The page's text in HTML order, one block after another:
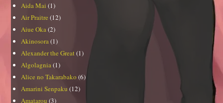
Aida Mai (1)
Air Praitre (12)
Aiue Oka(2)
Akinosora(1)
Alexander the Great(1)
Algolagnia(1)
Alice no Takarabako (6)
Amarini Senpaku (12)
Amatarou (3)